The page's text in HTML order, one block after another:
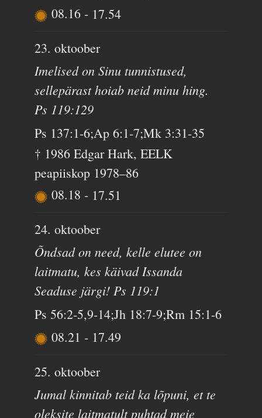
08.16 - 17.54
23. oktoober
Imelised on Sinu tunnistused,
sellepärast hoiab neid minu hing.
Ps 119:129
Ps 137:1-6;Ap 6:1-7;Mk 3:31-35
† 1986 Edgar Hark, EELK
peapiiskop 1978–86
08.18 - 17.51
24. oktoober
Õndsad on need, kelle elutee on
laitmatu, kes käivad Issanda
Seaduse järgi! Ps 119:1
Ps 56:2-5,9-14;Jh 18:7-9;Rm 15:1-6
08.21 - 17.49
25. oktoober
Jumal kinnitab teid ka lõpuni, et te
oleksite laitmatult puhtad meie